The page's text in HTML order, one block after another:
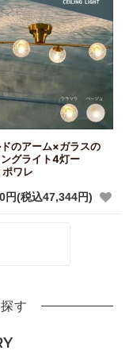
のアーム×ガラスの
グライト4灯ー
ワレ
円(税込47,344円)
す